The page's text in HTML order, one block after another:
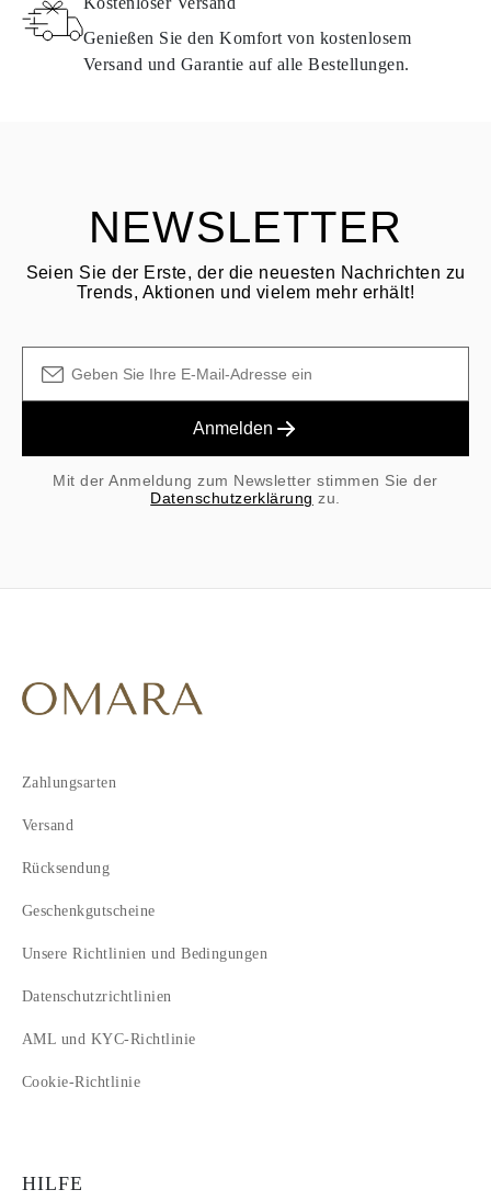
entsprechen. In diesem Fall kann das Produkt innerhalb von
Kalendertagennach Erhalt der Lieferung zurückgegeben werden.
denselben Bedingungen zurückgegeben werden - oder
verantwortlich, und die Versand-/Bearbeitungsgebühren des
ursprünglichen Kaufs sind nicht erstattungsfähig.
Genießen Sie den Komfort von kostenlosem
Versand und Garantie auf alle Bestellungen.
NEWSLETTER
Seien Sie der Erste, der die neuesten Nachrichten zu
Trends, Aktionen und vielem mehr erhält!
Anmelden
Mit der Anmeldung zum Newsletter stimmen Sie der
Datenschutzerklärung zu.
Zahlungsarten
Versand
Rücksendung
Geschenkgutscheine
Unsere Richtlinien und Bedingungen
Datenschutzrichtlinien
AML und KYC-Richtlinie
Cookie-Richtlinie
HILFE